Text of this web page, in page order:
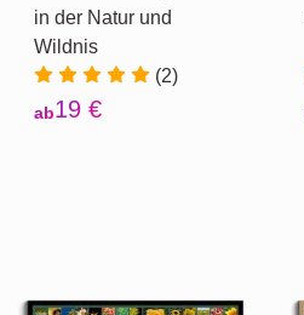
in der Natur und
Wildnis
(2)
ab19 €